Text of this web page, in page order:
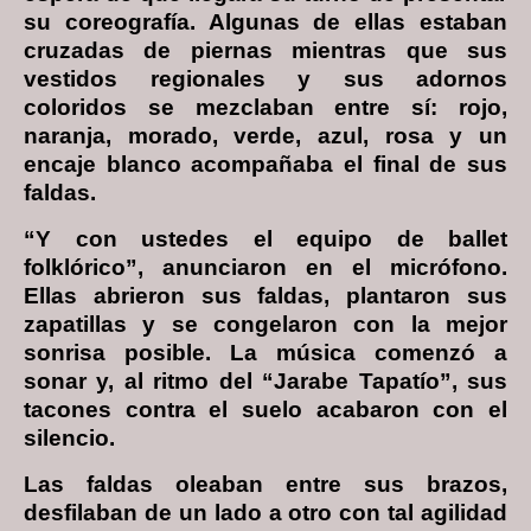
su coreografía. Algunas de ellas estaban
cruzadas de piernas mientras que sus
vestidos regionales y sus adornos
coloridos se mezclaban entre sí: rojo,
naranja, morado, verde, azul, rosa y un
encaje blanco acompañaba el final de sus
faldas.
“Y con ustedes el equipo de ballet
folklórico”, anunciaron en el micrófono.
Ellas abrieron sus faldas, plantaron sus
zapatillas y se congelaron con la mejor
sonrisa posible. La música comenzó a
sonar y, al ritmo del “Jarabe Tapatío”, sus
tacones contra el suelo acabaron con el
silencio.
Las faldas oleaban entre sus brazos,
desfilaban de un lado a otro con tal agilidad